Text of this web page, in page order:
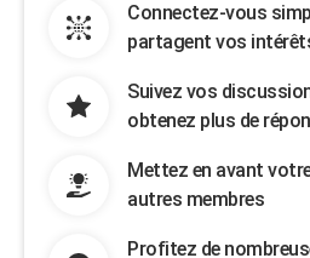
Connectez-vous
partagent vos
Suivez vos
obtenez plus de
Mettez en avant
autres membres
Profitez de